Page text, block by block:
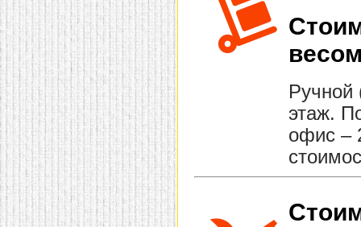
этаж.
офис –